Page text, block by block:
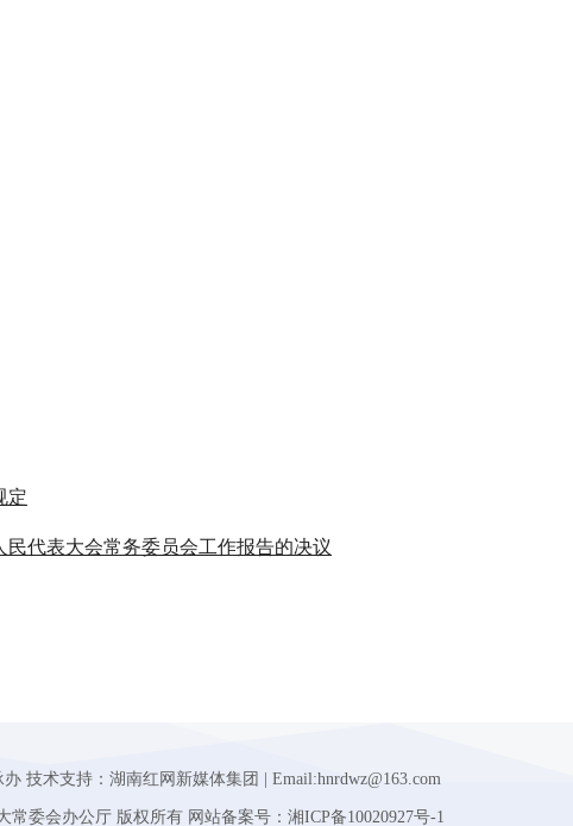
定
代表大会常务委员会工作报告的决议
技术支持：湖南红网新媒体集团 | Email:hnrdwz@163.com
常委会办公厅 版权所有 网站备案号：湘ICP备10020927号-1